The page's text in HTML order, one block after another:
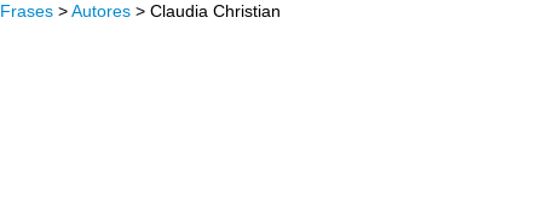
Frases >Autores > Claudia Christian